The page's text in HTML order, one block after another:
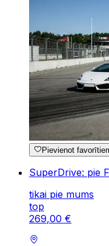
Pievienot
SuperDrive: pie
tikai pie mums
top
269,00 €